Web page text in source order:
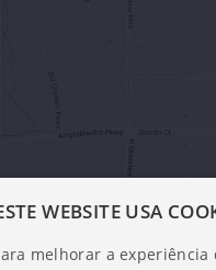
WEBSITE USA
melhorar a